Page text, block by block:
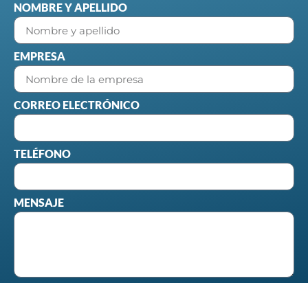
NOMBRE Y APELLIDO
EMPRESA
CORREO ELECTRÓNICO
TELÉFONO
MENSAJE